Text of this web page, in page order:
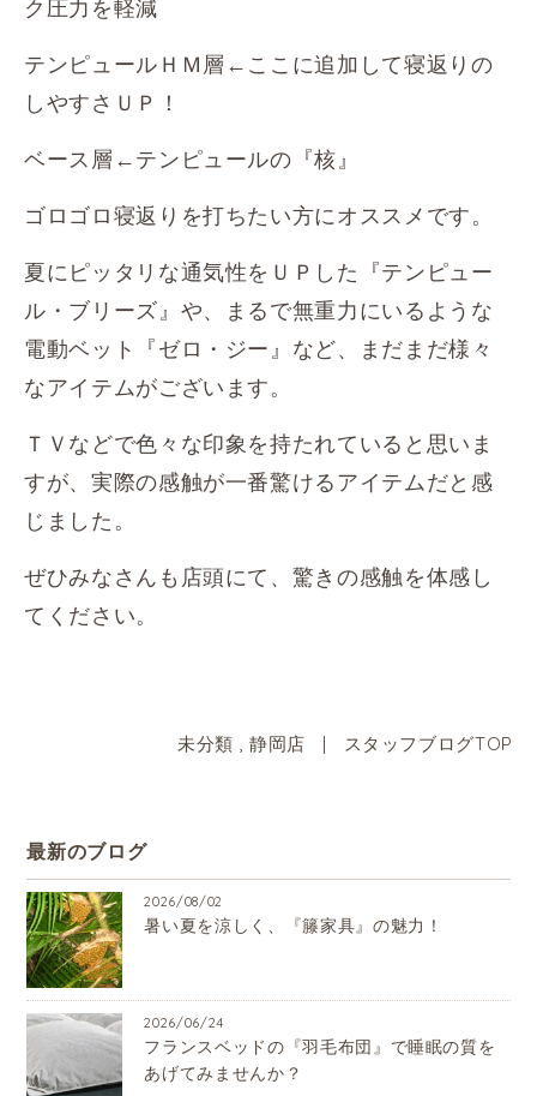
ク圧力を軽減
テンピュールＨＭ層←ここに追加して寝返りの
しやすさＵＰ！
ベース層←テンピュールの『核』
ゴロゴロ寝返りを打ちたい方にオススメです。
夏にピッタリな通気性をＵＰした『テンピュー
ル・ブリーズ』や、まるで無重力にいるような
電動ベット『ゼロ・ジー』など、まだまだ様々
なアイテムがございます。
ＴＶなどで色々な印象を持たれていると思いま
すが、実際の感触が一番驚けるアイテムだと感
じました。
ぜひみなさんも店頭にて、驚きの感触を体感し
てください。
未分類 , 静岡店 | スタッフブログTOP
最新のブログ
2026/08/02
暑い夏を涼しく、『籐家具』の魅力！
2026/06/24
フランスベッドの『羽毛布団』で睡眠の質を
あげてみませんか？